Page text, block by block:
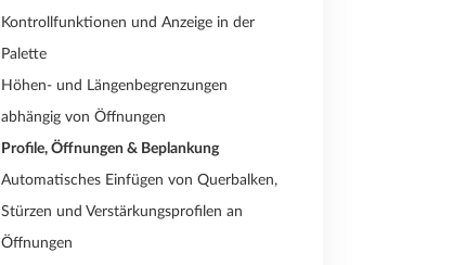
Kontrollfunktionen und Anzeige in der
Palette
Höhen- und Längenbegrenzungen
abhängig von Öffnungen
Profile, Öffnungen & Beplankung
Automatisches Einfügen von Querbalken,
Stürzen und Verstärkungsprofilen an
Öffnungen